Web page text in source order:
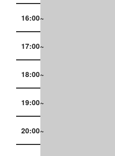
16:00~
17:00~
18:00~
19:00~
20:00~